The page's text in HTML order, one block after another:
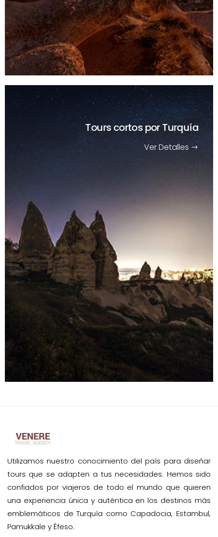
Tours cortos por Turquía
Ver Detalles
Utilizamos nuestro conocimiento del país para diseñar
tours que se adapten a tus necesidades. Hemos sido
confiados por viajeros de todo el mundo que quieren
una experiencia única y auténtica en los destinos más
emblemáticos de Turquía como Capadocia, Estambul,
Pamukkale y Éfeso.